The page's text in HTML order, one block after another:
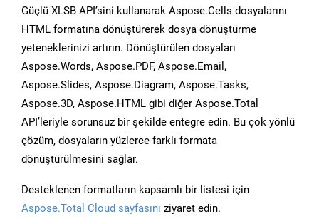
Güçlü XLSB API’sini kullanarak Aspose.Cells dosyalarını
HTML formatına dönüştürerek dosya dönüştürme
yeteneklerinizi artırın. Dönüştürülen dosyaları
Aspose.Words, Aspose.PDF, Aspose.Email,
Aspose.Slides, Aspose.Diagram, Aspose.Tasks,
Aspose.3D, Aspose.HTML gibi diğer Aspose.Total
API’leriyle sorunsuz bir şekilde entegre edin. Bu çok yönlü
çözüm, dosyaların yüzlerce farklı formata
dönüştürülmesini sağlar.
Desteklenen formatların kapsamlı bir listesi için
Aspose.Total Cloud sayfasını ziyaret edin.